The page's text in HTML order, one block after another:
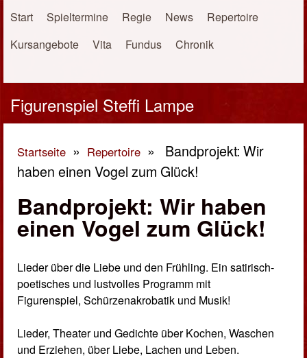
Direkt zum Inhalt
Start Spieltermine Regie News
Repertoire
Kursangebote
Vita Fundus Chronik
Figurenspiel Steffi Lampe
Sie sind hier
Startseite » Repertoire »
Bandprojekt: Wir
haben einen Vogel zum Glück!
Bandprojekt: Wir haben
einen Vogel zum Glück!
Lieder über die Liebe und den Frühling. Ein satirisch-
poetisches und lustvolles Programm mit
Figurenspiel, Schürzenakrobatik und Musik!
Lieder, Theater und Gedichte über Kochen, Waschen
und Erziehen, über Liebe, Lachen und Leben.